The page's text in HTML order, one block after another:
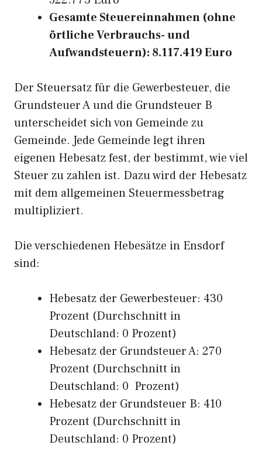
Gesamte Steuereinnahmen (ohne
örtliche Verbrauchs- und
Aufwandsteuern): 8.117.419 Euro
Der Steuersatz für die Gewerbesteuer, die
Grundsteuer A und die Grundsteuer B
unterscheidet sich von Gemeinde zu
Gemeinde. Jede Gemeinde legt ihren
eigenen Hebesatz fest, der bestimmt, wie viel
Steuer zu zahlen ist. Dazu wird der Hebesatz
mit dem allgemeinen Steuermessbetrag
multipliziert.
Die verschiedenen Hebesätze in Ensdorf
sind:
Hebesatz der Gewerbesteuer: 430
Prozent (Durchschnitt in
Deutschland: 0 Prozent)
Hebesatz der Grundsteuer A: 270
Prozent (Durchschnitt in
Deutschland: 0 Prozent)
Hebesatz der Grundsteuer B: 410
Prozent (Durchschnitt in
Deutschland: 0 Prozent)